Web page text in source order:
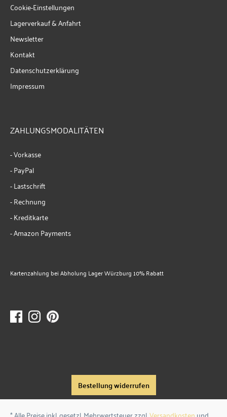
Cookie-Einstellungen
Lagerverkauf & Anfahrt
Newsletter
Kontakt
Datenschutzerklärung
Impressum
ZAHLUNGSMODALITÄTEN
- Vorkasse
- PayPal
- Lastschrift
- Rechnung
- Kreditkarte
- Amazon Payments
Kartenzahlung bei Abholung Lager Würzburg 10% Rabatt
Bestellung widerrufen